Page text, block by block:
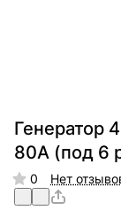
Генератор
80А (под 6
0 Нет